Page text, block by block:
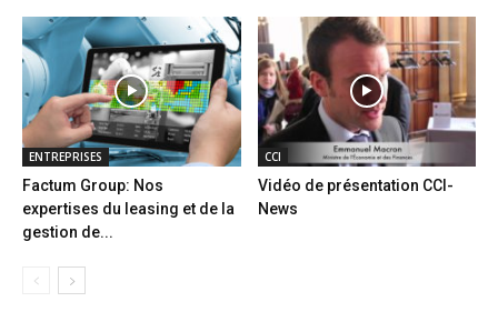
ENTREPRISES
Factum Group: Nos
expertises du leasing et de la
gestion de...
CCI
Vidéo de présentation CCI-
News